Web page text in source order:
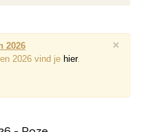
×
2026
2026 vind je hier.